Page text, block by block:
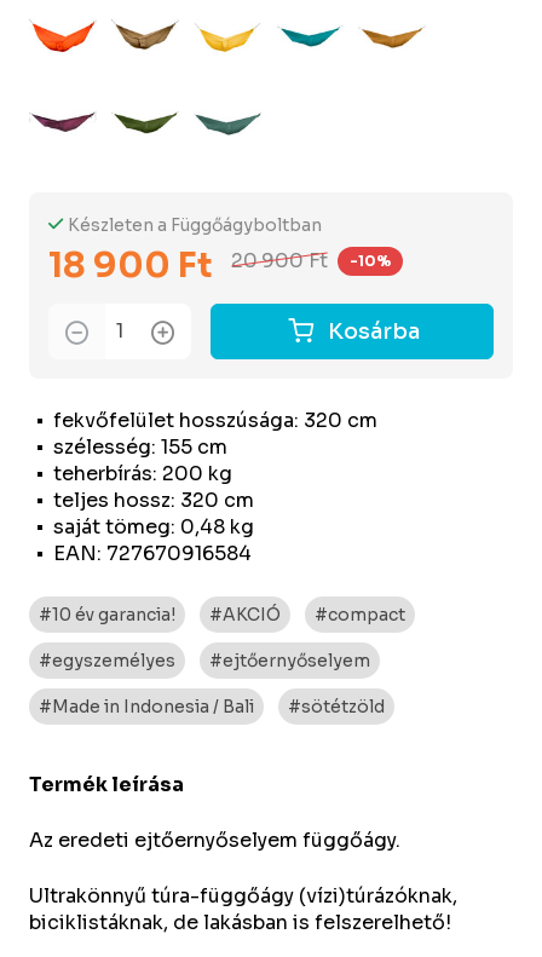
fekvőfelület hosszúsága: 320 cm
szélesség: 155 cm
teherbírás: 200 kg
teljes hossz: 320 cm
saját tömeg: 0,48 kg
EAN: 727670916584
Készleten a Függőágyboltban
18 900 Ft 20 900 Ft -10%
Kosárba
#10 év garancia! #AKCIÓ #compact
#egyszemélyes #ejtőernyőselyem
#Made in Indonesia / Bali #sötétzöld
Termék leírása
Az eredeti ejtőernyőselyem függőágy.
Ultrakönnyű túra-függőágy (vízi)túrázóknak,
biciklistáknak, de lakásban is felszerelhető!